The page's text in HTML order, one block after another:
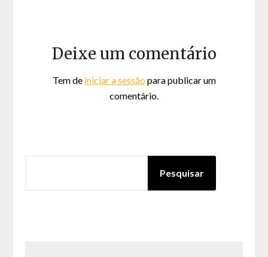
Deixe um comentário
Tem de iniciar a sessão para publicar um
comentário.
Pesquisar